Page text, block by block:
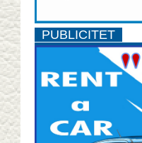
PUBLICITET